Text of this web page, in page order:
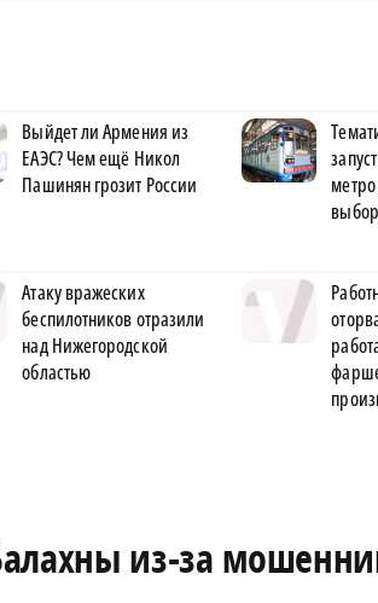
Выйдет ли Армения из
ЕАЭС? Чем ещё Никол
Пашинян грозит России
Атаку вражеских
беспилотников отразили
над Нижегородской
областью
из-за